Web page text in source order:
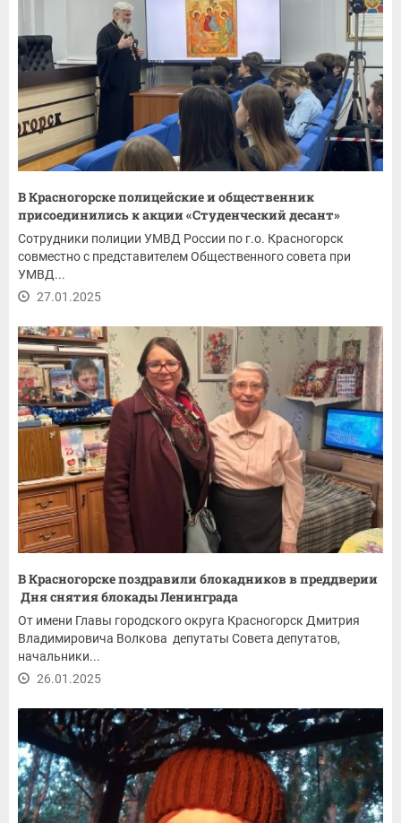
В Красногорске полицейские и общественник
присоединились к акции «Студенческий десант»
Сотрудники полиции УМВД России по г.о. Красногорск
совместно с представителем Общественного совета при
УМВД...
27.01.2025
В Красногорске поздравили блокадников в преддверии
Дня снятия блокады Ленинграда
От имени Главы городского округа Красногорск Дмитрия
Владимировича Волкова депутаты Совета депутатов,
начальники...
26.01.2025